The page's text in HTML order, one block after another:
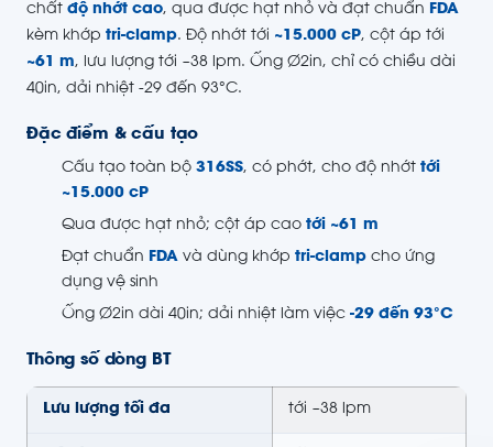
chất độ nhớt cao, qua được hạt nhỏ và đạt chuẩn FDA
kèm khớp tri-clamp. Độ nhớt tới ~15.000 cP, cột áp tới
~61 m, lưu lượng tới ~38 lpm. Ống Ø2in, chỉ có chiều dài
40in, dải nhiệt -29 đến 93°C.
Đặc điểm & cấu tạo
Cấu tạo toàn bộ 316SS, có phớt, cho độ nhớt tới
~15.000 cP
Qua được hạt nhỏ; cột áp cao tới ~61 m
Đạt chuẩn FDA và dùng khớp tri-clamp cho ứng
dụng vệ sinh
Ống Ø2in dài 40in; dải nhiệt làm việc -29 đến 93°C
Thông số dòng BT
Lưu lượng tối đa tới ~38 lpm